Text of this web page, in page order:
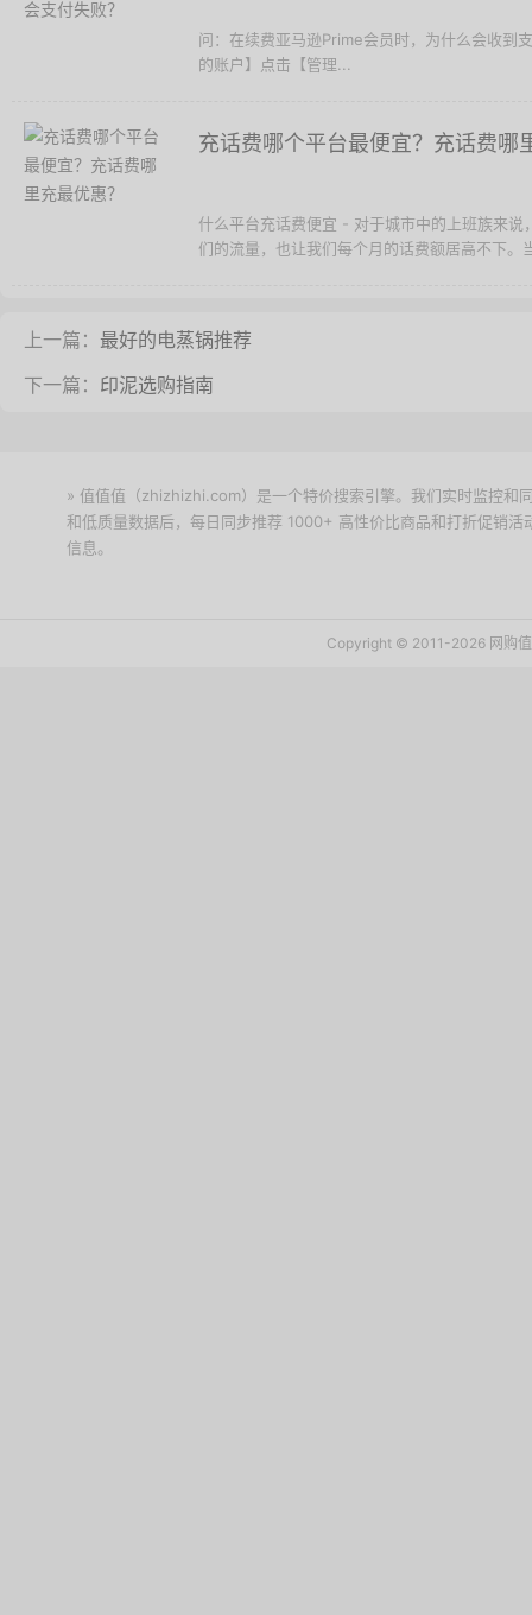
问：在续费亚马逊Prime会员时，为什么会收到
的账户】点击【管理...
充话费哪个平台最便宜？充话费哪
什么平台充话费便宜 - 对于城市中的上班族来
们的流量，也让我们每个月的话费额居高不下。
上一篇： 最好的电蒸锅推荐
下一篇： 印泥选购指南
» 值值值（zhizhizhi.com）是一个特价搜索引擎。我们实时监控和
和低质量数据后，每日同步推荐 1000+ 高性价比商品和打折促销
信息。
Copyright © 2011-2026 网购